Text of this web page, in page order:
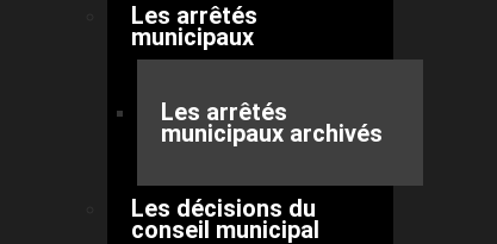
Les arrêtés
municipaux
Les arrêtés
municipaux archivés
Les décisions du
conseil municipal